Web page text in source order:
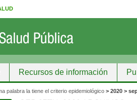
Recursos de información
de información
palabra la tiene el criterio epidemiológico > 2020 >